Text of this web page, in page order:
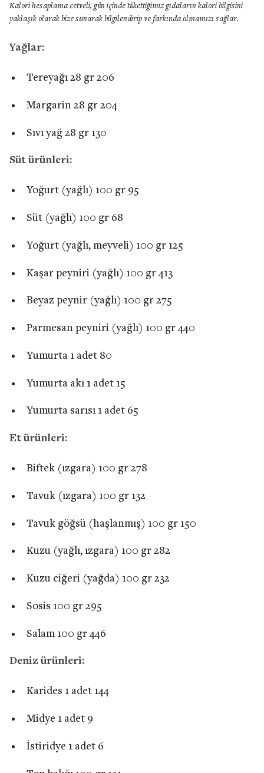
Kalori hesaplama cetveli, gün içinde tükettiğimiz gıdaların kalori bilgisini
yaklaşık olarak bize sunarak bilgilendirip ve farkında olmamızı sağlar.
Yağlar:
Tereyağı 28 gr 206
Margarin 28 gr 204
Sıvı yağ 28 gr 130
Süt ürünleri:
Yoğurt (yağlı) 100 gr 95
Süt (yağlı) 100 gr 68
Yoğurt (yağlı, meyveli) 100 gr 125
Kaşar peyniri (yağlı) 100 gr 413
Beyaz peynir (yağlı) 100 gr 275
Parmesan peyniri (yağlı) 100 gr 440
Yumurta 1 adet 80
Yumurta akı 1 adet 15
Yumurta sarısı 1 adet 65
Et ürünleri:
Biftek (ızgara) 100 gr 278
Tavuk (ızgara) 100 gr 132
Tavuk göğsü (haşlanmış) 100 gr 150
Kuzu (yağlı, ızgara) 100 gr 282
Kuzu ciğeri (yağda) 100 gr 232
Sosis 100 gr 295
Salam 100 gr 446
Deniz ürünleri:
Karides 1 adet 144
Midye 1 adet 9
İstiridye 1 adet 6